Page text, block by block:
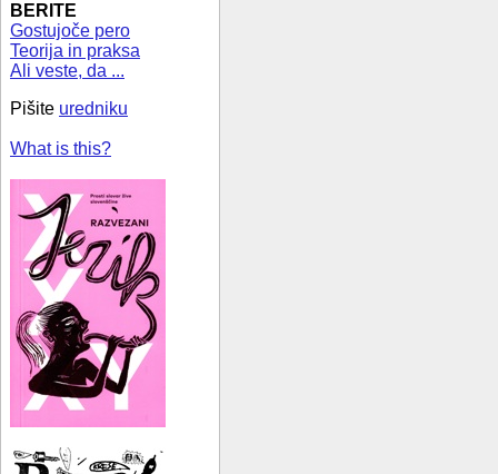
BERITE
Gostujoče pero
Teorija in praksa
Ali veste, da ...
Pišite uredniku
What is this?